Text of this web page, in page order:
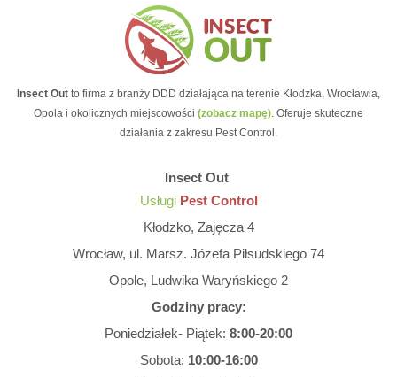
Insect Out to firma z branży DDD działająca na terenie Kłodzka, Wrocławia,
Opola i okolicznych miejscowości (zobacz mapę) . Oferuje skuteczne
działania z zakresu Pest Control.
Insect Out
Usługi Pest Control
Kłodzko, Zajęcza 4
Wrocław, ul. Marsz. Józefa Piłsudskiego 74
Opole, Ludwika Waryńskiego 2
Godziny pracy:
Poniedziałek- Piątek: 8:00-20:00
Sobota: 10:00-16:00